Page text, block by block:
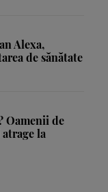
Alexa,
de sănătate
Oamenii de
la